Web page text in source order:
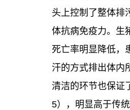
头上控制了整体排
体抗病免疫力。生
死亡率明显降低，
汗的方式排出体内
清洁的环节也保证
5），明显高于传